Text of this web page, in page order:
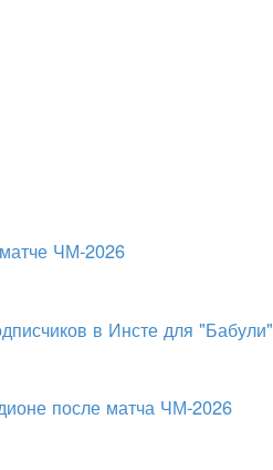
ЧМ-2026
в Инсте для "Бабули"
после матча ЧМ-2026